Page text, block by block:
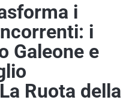
i
i
Galeone e
Ruota della